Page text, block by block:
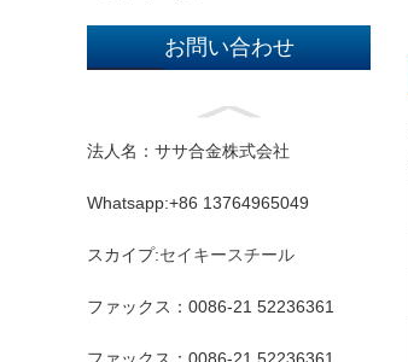
お問い合わせ
法人名：ササ合金株式会社
Whatsapp:+86 13764965049
スカイプ:セイキースチール
ファックス：0086-21 52236361